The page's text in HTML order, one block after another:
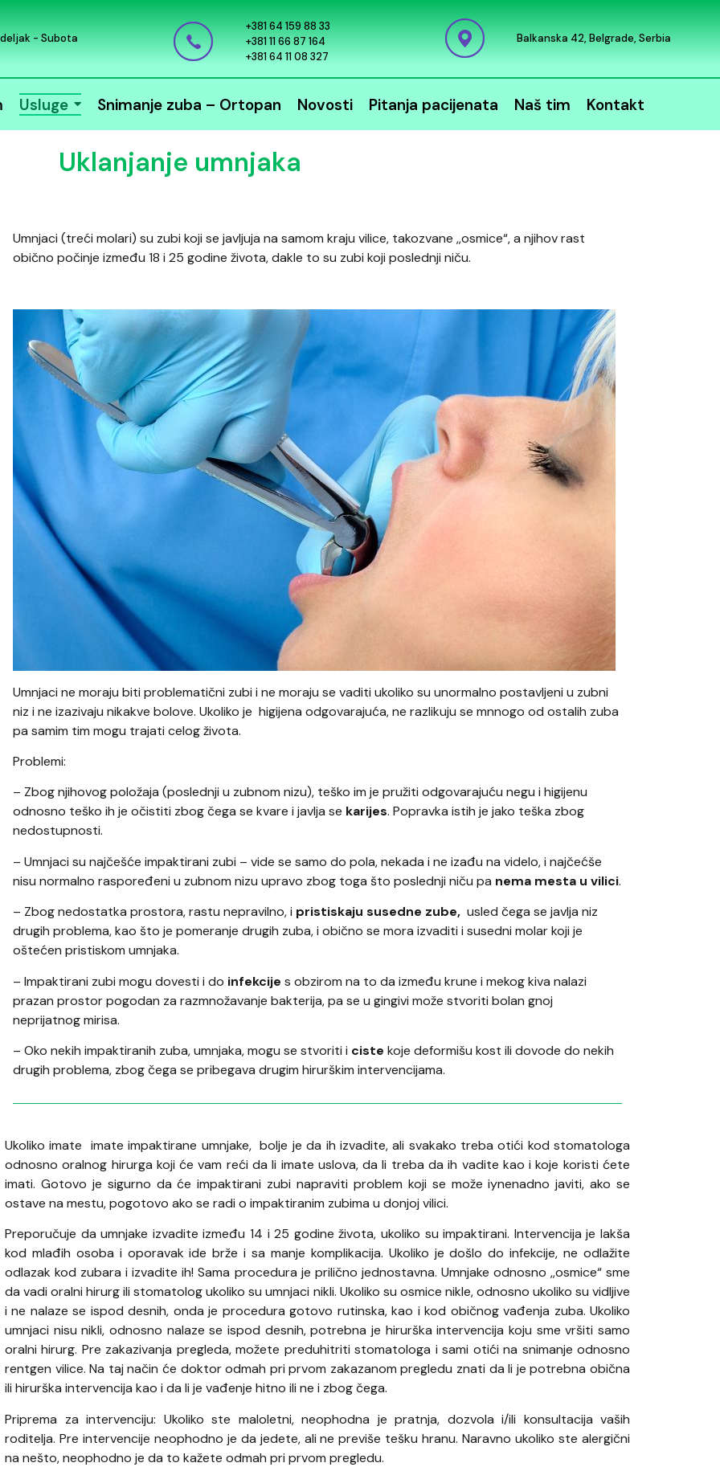
- Subota
+381 64 159 88 33
+381 11 66 87 164
+381 64 11 08 327
Balkanska 42, Belgrade, Serbia
Usluge Snimanje zuba – Ortopan Novosti Pitanja pacijenata Naš tim Kontakt
Uklanjanje umnjaka
Umnjaci (treći molari) su zubi koji se javljuja na samom kraju vilice, takozvane ,,osmice“, a njihov rast
obično počinje između 18 i 25 godine života, dakle to su zubi koji poslednji niču.
Umnjaci ne moraju biti problematični zubi i ne moraju se vaditi ukoliko su unormalno postavljeni u zubni
niz i ne izazivaju nikakve bolove. Ukoliko je higijena odgovarajuća, ne razlikuju se mnnogo od ostalih zuba
pa samim tim mogu trajati celog života.
Problemi:
– Zbog njihovog položaja (poslednji u zubnom nizu), teško im je pružiti odgovarajuću negu i higijenu
odnosno teško ih je očistiti zbog čega se kvare i javlja se karijes. Popravka istih je jako teška zbog
nedostupnosti.
– Umnjaci su najčešće impaktirani zubi – vide se samo do pola, nekada i ne izađu na videlo, i najčećše
nisu normalno raspoređeni u zubnom nizu upravo zbog toga što poslednji niču pa nema mesta u vilici.
– Zbog nedostatka prostora, rastu nepravilno, i pristiskaju susedne zube, usled čega se javlja niz
drugih problema, kao što je pomeranje drugih zuba, i obično se mora izvaditi i susedni molar koji je
oštećen pristiskom umnjaka.
– Impaktirani zubi mogu dovesti i do infekcije s obzirom na to da između krune i mekog kiva nalazi
prazan prostor pogodan za razmnožavanje bakterija, pa se u gingivi može stvoriti bolan gnoj
neprijatnog mirisa.
– Oko nekih impaktiranih zuba, umnjaka, mogu se stvoriti i ciste koje deformišu kost ili dovode do nekih
drugih problema, zbog čega se pribegava drugim hirurškim intervencijama.
Ukoliko imate imate impaktirane umnjake, bolje je da ih izvadite, ali svakako treba otići kod stomatologa
odnosno oralnog hirurga koji će vam reći da li imate uslova, da li treba da ih vadite kao i koje koristi ćete
imati. Gotovo je sigurno da će impaktirani zubi napraviti problem koji se može iynenadno javiti, ako se
ostave na mestu, pogotovo ako se radi o impaktiranim zubima u donjoj vilici.
Preporučuje da umnjake izvadite između 14 i 25 godine života, ukoliko su impaktirani. Intervencija je lakša
kod mlađih osoba i oporavak ide brže i sa manje komplikacija. Ukoliko je došlo do infekcije, ne odlažite
odlazak kod zubara i izvadite ih! Sama procedura je prilično jednostavna. Umnjake odnosno ,,osmice“ sme
da vadi oralni hirurg ili stomatolog ukoliko su umnjaci nikli. Ukoliko su osmice nikle, odnosno ukoliko su vidljive
i ne nalaze se ispod desnih, onda je procedura gotovo rutinska, kao i kod običnog vađenja zuba. Ukoliko
umnjaci nisu nikli, odnosno nalaze se ispod desnih, potrebna je hirurška intervencija koju sme vršiti samo
oralni hirurg. Pre zakazivanja pregleda, možete preduhitriti stomatologa i sami otići na snimanje odnosno
rentgen vilice. Na taj način će doktor odmah pri prvom zakazanom pregledu znati da li je potrebna obična
ili hirurška intervencija kao i da li je vađenje hitno ili ne i zbog čega.
Priprema za intervenciju: Ukoliko ste maloletni, neophodna je pratnja, dozvola i/ili konsultacija vaših
roditelja. Pre intervencije neophodno je da jedete, ali ne previše tešku hranu. Naravno ukoliko ste alergični
na nešto, neophodno je da to kažete odmah pri prvom pregledu.